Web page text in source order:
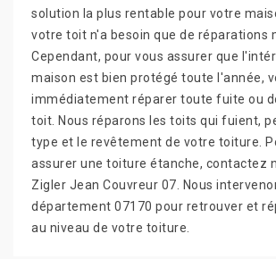
solution la plus rentable pour votre
votre toit n'a besoin que de réparations
Cependant, pour vous assurer que
maison est bien protégé toute l'année,
immédiatement réparer toute fuite ou
toit. Nous réparons les toits qui fuient,
type et le revêtement de votre toiture.
assurer une toiture étanche, contactez
Zigler Jean Couvreur 07. Nous
département 07170 pour retrouver et
au niveau de votre toiture.